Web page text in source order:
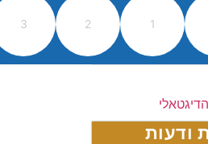
1
2
3
ודעות